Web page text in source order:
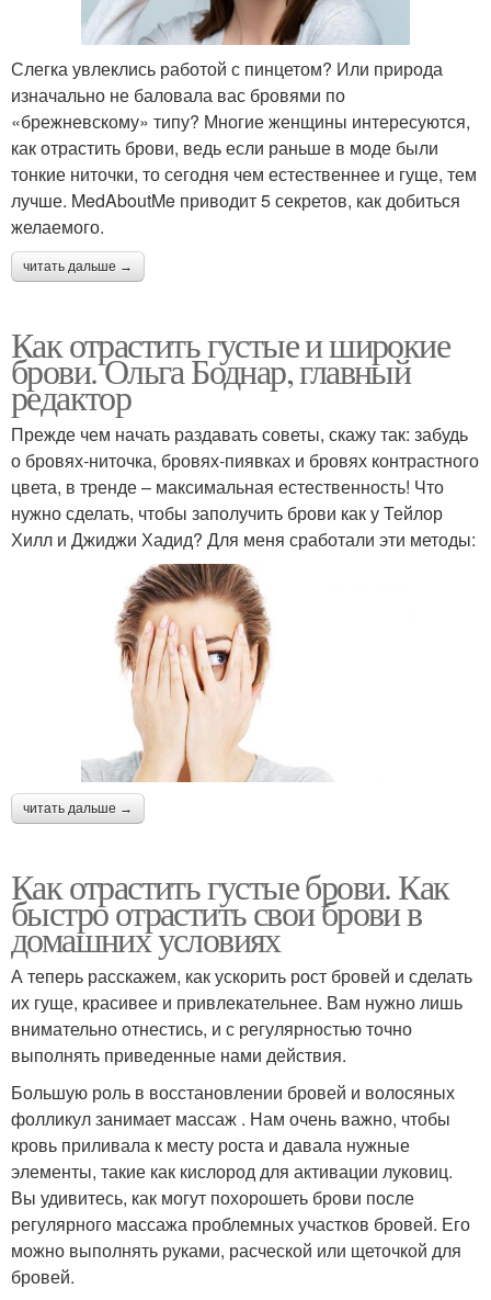
Слегка увлеклись работой с пинцетом? Или природа
изначально не баловала вас бровями по
«брежневскому» типу? Многие женщины интересуются,
как отрастить брови, ведь если раньше в моде были
тонкие ниточки, то сегодня чем естественнее и гуще, тем
лучше. MedAboutMe приводит 5 секретов, как добиться
желаемого.
читать дальше →
Как отрастить густые и широкие
брови. Ольга Боднар, главный
редактор
Прежде чем начать раздавать советы, скажу так: забудь
о бровях-ниточка, бровях-пиявках и бровях контрастного
цвета, в тренде – максимальная естественность! Что
нужно сделать, чтобы заполучить брови как у Тейлор
Хилл и Джиджи Хадид? Для меня сработали эти методы:
читать дальше →
Как отрастить густые брови. Как
быстро отрастить свои брови в
домашних условиях
А теперь расскажем, как ускорить рост бровей и сделать
их гуще, красивее и привлекательнее. Вам нужно лишь
внимательно отнестись, и с регулярностью точно
выполнять приведенные нами действия.
Большую роль в восстановлении бровей и волосяных
фолликул занимает массаж . Нам очень важно, чтобы
кровь приливала к месту роста и давала нужные
элементы, такие как кислород для активации луковиц.
Вы удивитесь, как могут похорошеть брови после
регулярного массажа проблемных участков бровей. Его
можно выполнять руками, расческой или щеточкой для
бровей.